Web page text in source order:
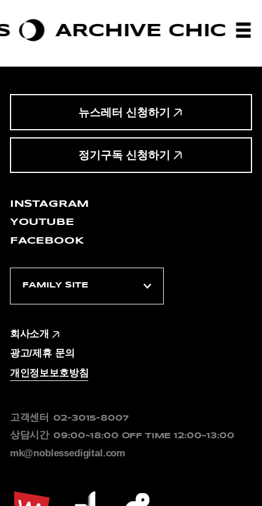
CHIC
뉴스레터 신청하기
정기구독 신청하기
INSTAGRAM
YOUTUBE
FACEBOOK
회사소개
광고/제휴 문의
개인정보보호방침
고객센터 02-3015-8007
상담시간 09:00~18:00 OFF TIME 12:00~13:00
mk@noblessedigital.com